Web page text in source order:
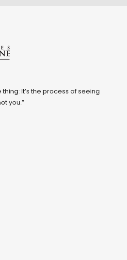
It’s the process of seeing
you.”